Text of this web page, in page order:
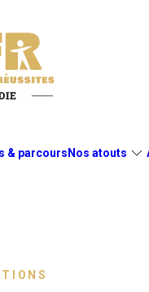
& parcours Nos atouts